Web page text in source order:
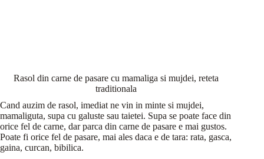
Rasol din carne de pasare cu mamaliga si mujdei, reteta
traditionala
Cand auzim de rasol, imediat ne vin in minte si mujdei,
mamaliguta, supa cu galuste sau taietei. Supa se poate face din
orice fel de carne, dar parca din carne de pasare e mai gustos.
Poate fi orice fel de pasare, mai ales daca e de tara: rata, gasca,
gaina, curcan, bibilica.